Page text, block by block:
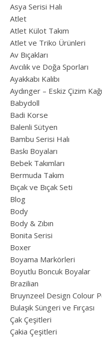
Asya Serisi Halı
Atlet
Atlet Külot Takım
Atlet ve Triko Ürünleri
Av Bıçakları
Avcılık ve Doğa Sporları
Ayakkabı Kalıbı
Aydınger – Eskiz Çizim
Babydoll
Badi Korse
Balenli Sütyen
Bambu Serisi Halı
Baskı Boyaları
Bebek Takımları
Bermuda Takım
Bıçak ve Bıçak Seti
Blog
Body
Body & Zıbın
Bonita Serisi
Boxer
Boyama Markörleri
Boyutlu Boncuk Boyalar
Brazilian
Bruynzeel Design Colour
Bulaşık Süngeri ve Fırçası
Çak Çeşitleri
Çakia Çeşitleri